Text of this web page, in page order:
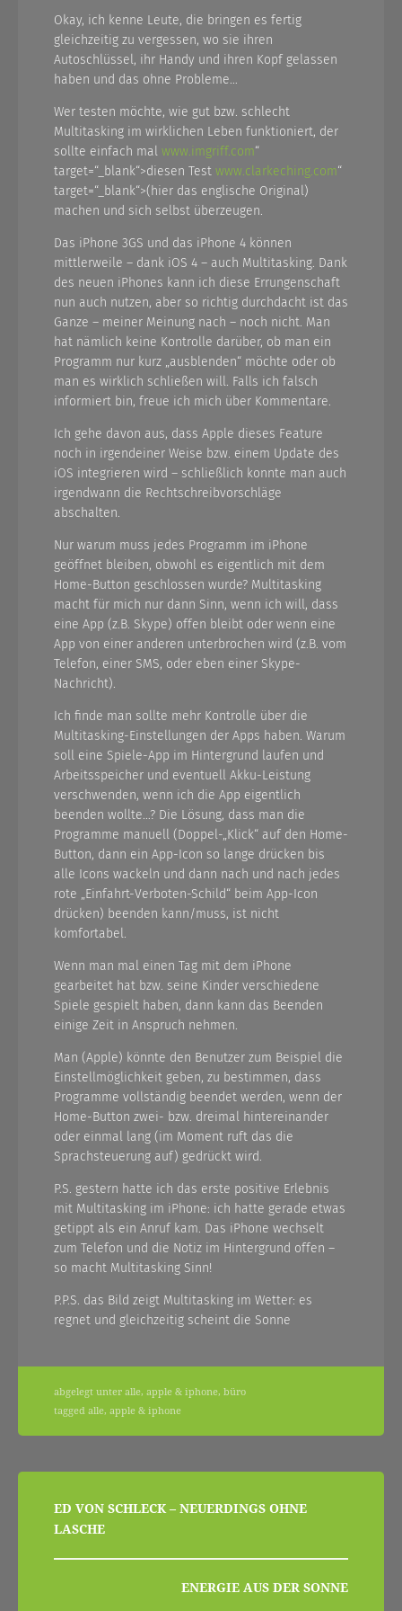
Okay, ich kenne Leute, die bringen es fertig
gleichzeitig zu vergessen, wo sie ihren
Autoschlüssel, ihr Handy und ihren Kopf gelassen
haben und das ohne Probleme…
Wer testen möchte, wie gut bzw. schlecht
Multitasking im wirklichen Leben funktioniert, der
sollte einfach mal www.imgriff.com“
target=“_blank“>diesen Test www.clarkeching.com“
target=“_blank“>(hier das englische Original)
machen und sich selbst überzeugen.
Das iPhone 3GS und das iPhone 4 können
mittlerweile – dank iOS 4 – auch Multitasking. Dank
des neuen iPhones kann ich diese Errungenschaft
nun auch nutzen, aber so richtig durchdacht ist das
Ganze – meiner Meinung nach – noch nicht. Man
hat nämlich keine Kontrolle darüber, ob man ein
Programm nur kurz „ausblenden“ möchte oder ob
man es wirklich schließen will. Falls ich falsch
informiert bin, freue ich mich über Kommentare.
Ich gehe davon aus, dass Apple dieses Feature
noch in irgendeiner Weise bzw. einem Update des
iOS integrieren wird – schließlich konnte man auch
irgendwann die Rechtschreibvorschläge
abschalten.
Nur warum muss jedes Programm im iPhone
geöffnet bleiben, obwohl es eigentlich mit dem
Home-Button geschlossen wurde? Multitasking
macht für mich nur dann Sinn, wenn ich will, dass
eine App (z.B. Skype) offen bleibt oder wenn eine
App von einer anderen unterbrochen wird (z.B. vom
Telefon, einer SMS, oder eben einer Skype-
Nachricht).
Ich finde man sollte mehr Kontrolle über die
Multitasking-Einstellungen der Apps haben. Warum
soll eine Spiele-App im Hintergrund laufen und
Arbeitsspeicher und eventuell Akku-Leistung
verschwenden, wenn ich die App eigentlich
beenden wollte…? Die Lösung, dass man die
Programme manuell (Doppel-„Klick“ auf den Home-
Button, dann ein App-Icon so lange drücken bis
alle Icons wackeln und dann nach und nach jedes
rote „Einfahrt-Verboten-Schild“ beim App-Icon
drücken) beenden kann/muss, ist nicht
komfortabel.
Wenn man mal einen Tag mit dem iPhone
gearbeitet hat bzw. seine Kinder verschiedene
Spiele gespielt haben, dann kann das Beenden
einige Zeit in Anspruch nehmen.
Man (Apple) könnte den Benutzer zum Beispiel die
Einstellmöglichkeit geben, zu bestimmen, dass
Programme vollständig beendet werden, wenn der
Home-Button zwei- bzw. dreimal hintereinander
oder einmal lang (im Moment ruft das die
Sprachsteuerung auf) gedrückt wird.
P.S. gestern hatte ich das erste positive Erlebnis
mit Multitasking im iPhone: ich hatte gerade etwas
getippt als ein Anruf kam. Das iPhone wechselt
zum Telefon und die Notiz im Hintergrund offen –
so macht Multitasking Sinn!
P.P.S. das Bild zeigt Multitasking im Wetter: es
regnet und gleichzeitig scheint die Sonne
abgelegt unter alle, apple & iphone, büro
tagged alle, apple & iphone
beitragsnavigation
ED VON SCHLECK – NEUERDINGS OHNE
LASCHE
ENERGIE AUS DER SONNE